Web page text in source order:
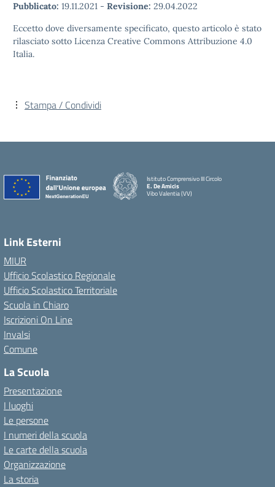
Pubblicato: 19.11.2021 - Revisione: 29.04.2022
Eccetto dove diversamente specificato, questo articolo è stato
rilasciato sotto Licenza Creative Commons Attribuzione 4.0
Italia.
Stampa / Condividi
Istituto Comprensivo III Circolo
E. De Amicis
Vibo Valentia (VV)
Link Esterni
MIUR
Ufficio Scolastico Regionale
Ufficio Scolastico Territoriale
Scuola in Chiaro
Iscrizioni On Line
Invalsi
Comune
La Scuola
Presentazione
I luoghi
Le persone
I numeri della scuola
Le carte della scuola
Organizzazione
La storia